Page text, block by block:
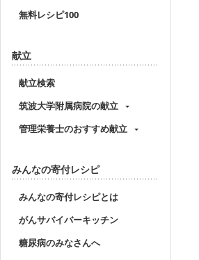
無料レシピ100
献立
献立検索
筑波大学附属病院の献立
管理栄養士のおすすめ献立
みんなの寄付レシピ
みんなの寄付レシピとは
がんサバイバーキッチン
糖尿病のみなさんへ